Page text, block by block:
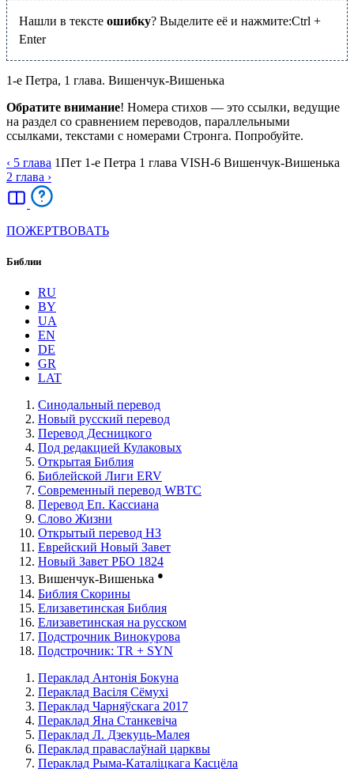
Нашли в тексте ошибку? Выделите её и нажмите:Ctrl +
Enter
1-е Петра, 1 глава. Вишенчук-Вишенька
Обратите внимание! Номера стихов — это ссылки, ведущие
на раздел со сравнением переводов, параллельными
ссылками, текстами с номерами Стронга. Попробуйте.
‹ 5 глава 1Пет 1-е Петра 1 глава VISH-6 Вишенчук-Вишенька
2 глава ›
ПОЖЕРТВОВАТЬ
Библии
RU
BY
UA
EN
DE
GR
LAT
Синодальный перевод
Новый русский перевод
Перевод Десницкого
Под редакцией Кулаковых
Открытая Библия
Библейской Лиги ERV
Cовременный перевод WBTC
Перевод Еп. Кассиана
Слово Жизни
Открытый перевод НЗ
Еврейский Новый Завет
Новый Завет РБО 1824
Вишенчук-Вишенька ●
Библия Скорины
Елизаветинская Библия
Елизаветинская на русском
Подстрочник Винокурова
Подстрочник: TR + SYN
Пераклад Антонія Бокуна
Пераклад Васіля Сёмухі
Пераклад Чарняўскага 2017
Пераклад Яна Станкевіча
Пераклад Л. Дзекуць-Малея
Пераклад праваслаўнай царквы
Пераклад Рыма-Каталіцкага Касцёла